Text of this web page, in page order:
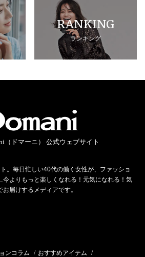
RANKING
ランキング
（ドマーニ） 公式ウェブサイト
。毎日忙しい40代の働く女性が、ファッショ
よりもっと楽しくなれる！元気になれる！気
届けするメディアです。
ンコラム / おすすめアイテム /